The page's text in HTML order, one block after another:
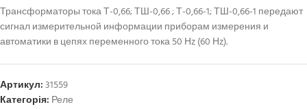
Трансформаторы тока Т-0,66; ТШ-0,66 ; Т-0,66-1; ТШ-0,66-1 передают
сигнал измерительной информации приборам измерения и
автоматики в цепях переменного тока 50 Нz (60 Нz).
Артикул:31559
Категорія: Реле